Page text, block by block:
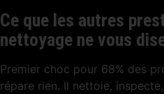
Ce que les autres
nettoyage ne vous
Premier choc pour 68% des
répare rien. Il nettoie,